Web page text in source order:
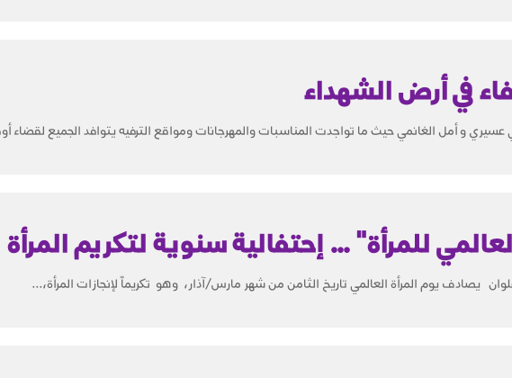
في أرض الشهداء
عسيري و أمل الغانمي حيث ما تواجدت المناسبات والمهرجانات ومواقع الترفيه يتوافد الجميع لقضاء
للمرأة" … إحتفالية سنوية لتكريم المرأة
يصادف يوم المرأة العالمي تاريخ الثامن من شهر مارس/آذار، وهو تكريماً لإنجازات المرأة،...